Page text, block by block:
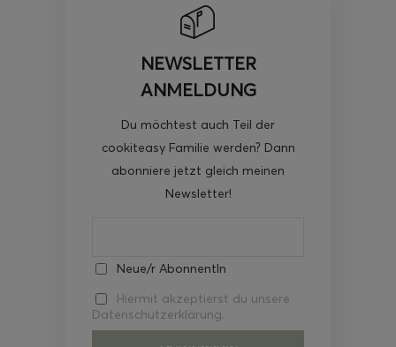
NEWSLETTER
ANMELDUNG
Du möchtest auch Teil der
cookiteasy Familie werden? Dann
abonniere jetzt gleich meinen
Newsletter!
Neue/r AbonnentIn
Hiermit akzeptierst du unsere
Datenschutzerklärung.